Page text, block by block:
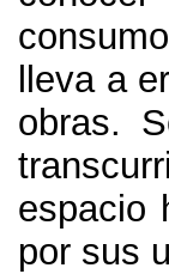
lleva a
obras.
espacio
por sus